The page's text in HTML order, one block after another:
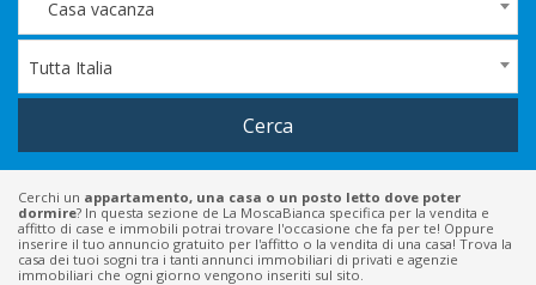
Casa vacanza
Tutta Italia
Cerca
Cerchi un appartamento, una casa o un posto letto dove poter
dormire? In questa sezione de La MoscaBianca specifica per la vendita e
affitto di case e immobili potrai trovare l'occasione che fa per te! Oppure
inserire il tuo annuncio gratuito per l'affitto o la vendita di una casa! Trova la
casa dei tuoi sogni tra i tanti annunci immobiliari di privati e agenzie
immobiliari che ogni giorno vengono inseriti sul sito.